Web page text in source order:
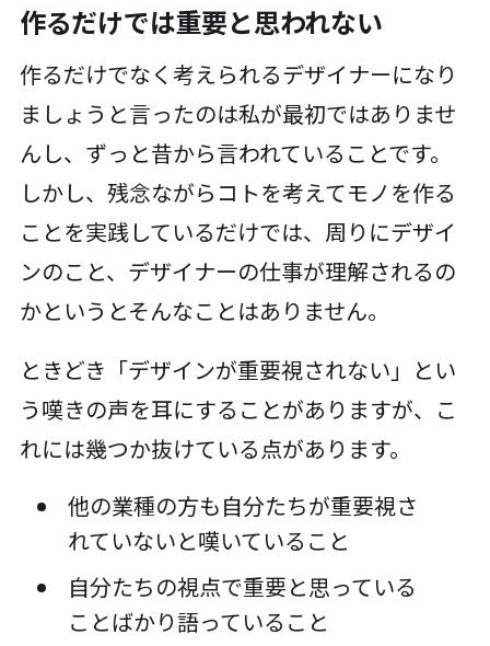
作るだけでは重要と思われない
作るだけでなく考えられるデザイナーになり
ましょうと言ったのは私が最初ではありませ
んし、ずっと昔から言われていることです。
しかし、残念ながらコトを考えてモノを作る
ことを実践しているだけでは、周りにデザイ
ンのこと、デザイナーの仕事が理解されるの
かというとそんなことはありません。
ときどき「デザインが重要視されない」とい
う嘆きの声を耳にすることがありますが、こ
れには幾つか抜けている点があります。
他の業種の方も自分たちが重要視さ
れていないと嘆いていること
自分たちの視点で重要と思っている
ことばかり語っていること